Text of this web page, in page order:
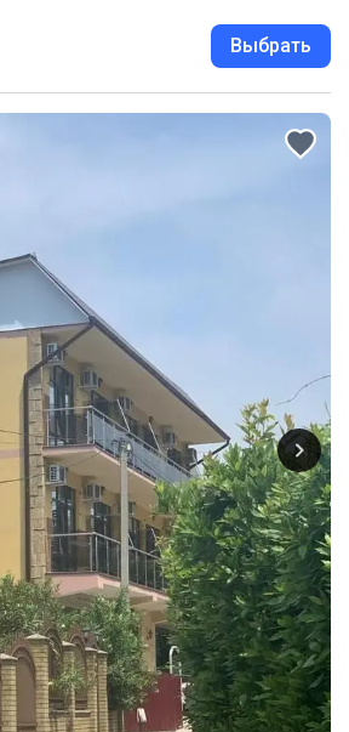
Выбрать